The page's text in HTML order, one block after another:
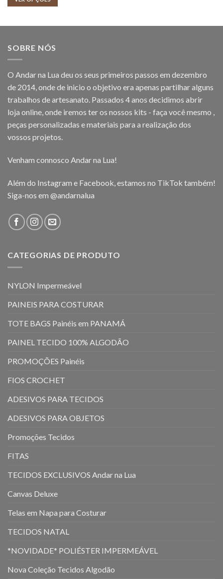
12,00 €
SOBRE NÓS
O Andar na Lua deu os seus primeiros passos em dezembro
de 2014, onde de inicio o objetivo era apenas partilhar alguns
trabalhos de artesanato. Passados 4 anos decidimos abrir
loja online, onde iremos ter os nossos kits - faça você mesmo ,
peças personalizadas e materiais para a realização dos
vossos projetos.
Venham connosco Andar na Lua!
Além do Instagram e Facebook, estamos no TikTok também!
Siga-nos em @andarnalua
CATEGORIAS DE PRODUTO
NYLON Impermeável
PAINEIS PARA COSTURAR
TOTE BAGS Painéis em PANAMÁ
PAINEL TECIDO 100% ALGODÃO
PROMOÇÕES Painéis
FIOS CROCHET
ADESIVOS PARA TECIDOS
ADESIVOS PARA OBJETOS
Promoções Tecidos
FITAS
TECIDOS EXCLUSIVOS Andar na Lua
Canvas Deluxe
Telas em Napa para Costurar
TECIDOS NATAL
*NOVIDADE* POLIÉSTER IMPERMEÁVEL
Nova Coleção Tecidos Algodão